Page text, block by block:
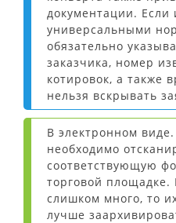
документации. Если
универсальными
обязательно
заказчика, номер
котировок, а также
нельзя вскрывать
В электронном
необходимо
соответствующую
торговой площадке.
слишком много, то
лучше